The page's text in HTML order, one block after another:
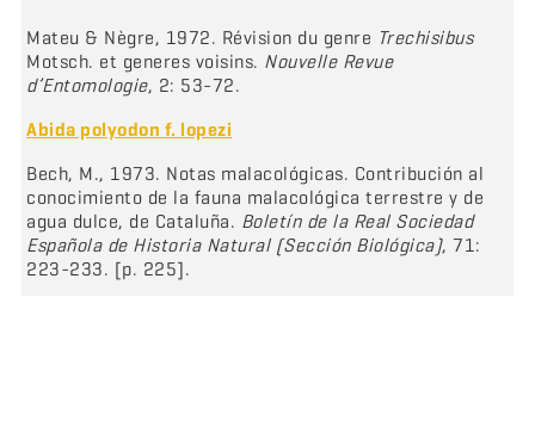
Mateu & Nègre, 1972. Révision du genre Trechisibus
Motsch. et generes voisins. Nouvelle Revue
d’Entomologie, 2: 53-72.
Abida polyodon f. lopezi
Bech, M., 1973. Notas malacológicas. Contribución al
conocimiento de la fauna malacológica terrestre y de
agua dulce, de Cataluña. Boletín de la Real Sociedad
Española de Historia Natural (Sección Biológica), 71:
223-233. [p. 225].